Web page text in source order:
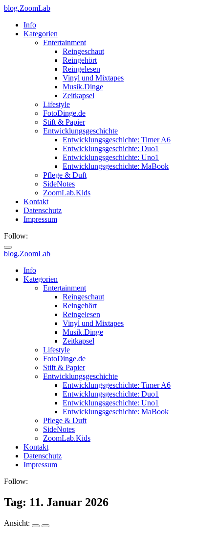
blog.ZoomLab
Info
Kategorien
Entertainment
Reingeschaut
Reingehört
Reingelesen
Vinyl und Mixtapes
Musik.Dinge
Zeitkapsel
Lifestyle
FotoDinge.de
Stift & Papier
Entwicklungsgeschichte
Entwicklungsgeschichte: Timer A6
Entwicklungsgeschichte: Duo1
Entwicklungsgeschichte: Uno1
Entwicklungsgeschichte: MaBook
Pflege & Duft
SideNotes
ZoomLab.Kids
Kontakt
Datenschutz
Impressum
Follow:
blog.ZoomLab
ZoomLab
Info
Kategorien
Entertainment
Reingeschaut
Reingehört
Reingelesen
Vinyl und Mixtapes
Musik.Dinge
Zeitkapsel
Lifestyle
FotoDinge.de
Stift & Papier
Entwicklungsgeschichte
Entwicklungsgeschichte: Timer A6
Entwicklungsgeschichte: Duo1
Entwicklungsgeschichte: Uno1
Entwicklungsgeschichte: MaBook
Pflege & Duft
SideNotes
ZoomLab.Kids
Kontakt
Datenschutz
Impressum
Follow:
Tag: 11. Januar 2026
Ansicht: